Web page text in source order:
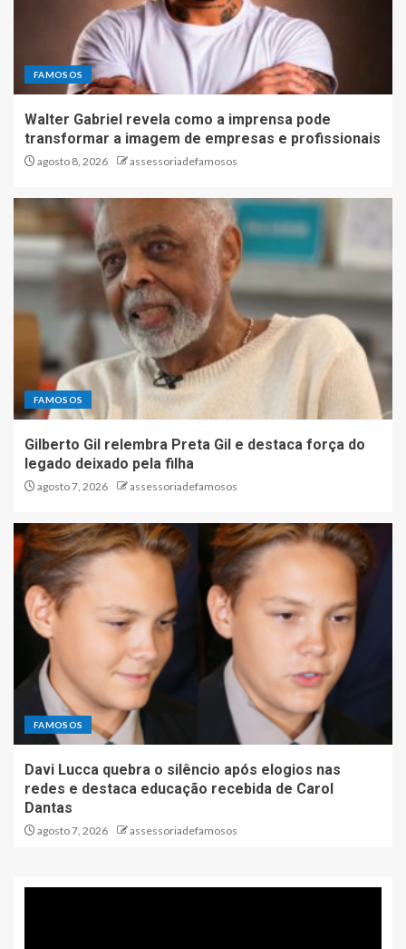
FAMOSOS
Walter Gabriel revela como a imprensa pode
transformar a imagem de empresas e profissionais
agosto 8, 2026 assessoriadefamosos
FAMOSOS
Gilberto Gil relembra Preta Gil e destaca força do
legado deixado pela filha
agosto 7, 2026 assessoriadefamosos
FAMOSOS
Davi Lucca quebra o silêncio após elogios nas
redes e destaca educação recebida de Carol
Dantas
agosto 7, 2026 assessoriadefamosos